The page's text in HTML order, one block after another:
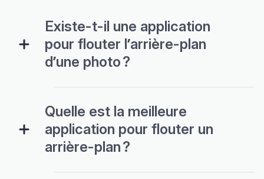
Existe-t-il une application
pour flouter l’arrière-plan
d’une photo ?
Quelle est la meilleure
application pour flouter un
arrière-plan ?